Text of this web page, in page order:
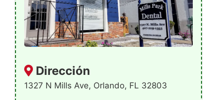
Dirección
1327 N Mills Ave, Orlando, FL 32803